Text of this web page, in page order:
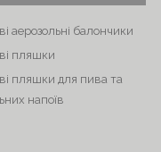
аерозольні балончики
пляшки
пляшки для пива та
напоїв